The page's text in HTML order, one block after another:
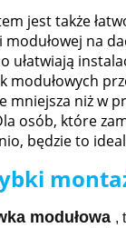
jest także
na
ułatwiają
modułowych
mniejsza niż w
osób, które
będzie to
modułowa ,